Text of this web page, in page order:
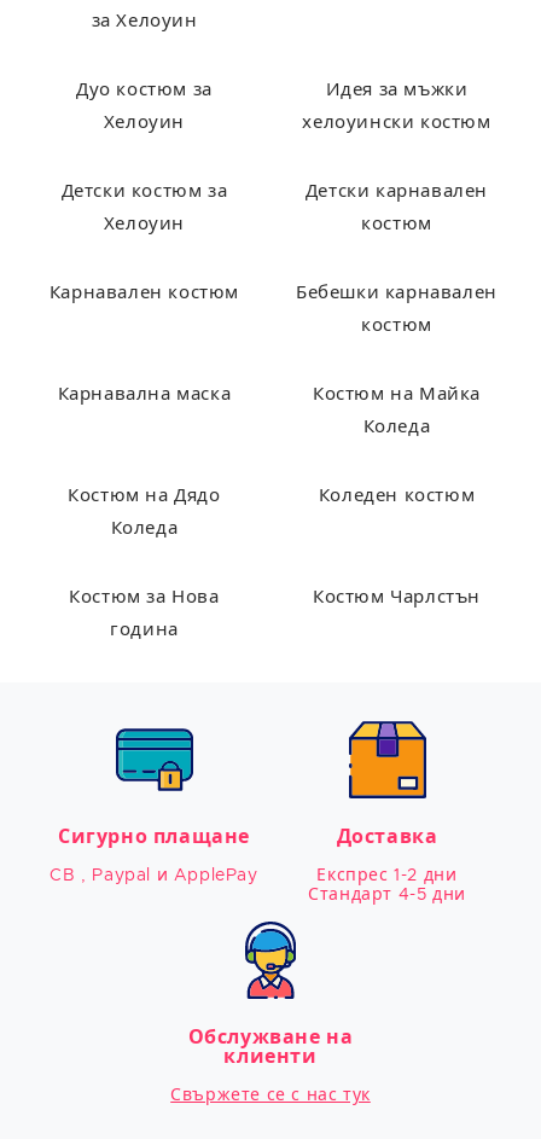
за Хелоуин
Дуо костюм за
Хелоуин
Идея за мъжки
хелоуински костюм
Детски костюм за
Хелоуин
Детски карнавален
костюм
Карнавален костюм
Бебешки карнавален
костюм
Карнавална маска
Костюм на Майка
Коледа
Костюм на Дядо
Коледа
Коледен костюм
Костюм за Нова
година
Костюм Чарлстън
Сигурно плащане
CB , Paypal и ApplePay
Доставка
Експрес 1-2 дни
Стандарт 4-5 дни
Обслужване на
клиенти
Свържете се с нас тук